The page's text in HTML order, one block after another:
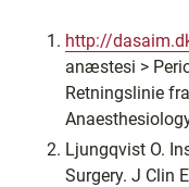
http://
anæstesi >
Retningslinie
Ljungqvist O.
Surgery. J Clin